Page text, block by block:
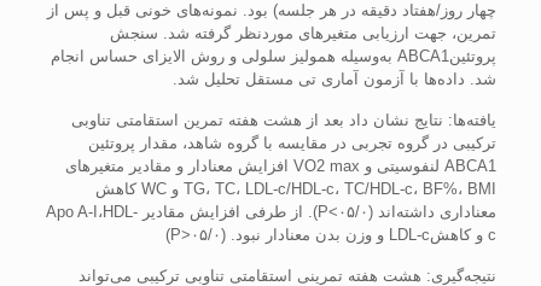
چهار روز/هفتاد دقيقه در هر جلسه) بود. نمونه‌های خونی قبل و پس از
تمرين، جهت ارزيابی متغيرهای موردنظر گرفته شد. سنجش
پروتئينABCA1 به‌وسيله هموليز سلولی و روش الايزای حساس انجام
شد. داده‌ها با آزمون آماری تی مستقل تحليل شد.
يافته‌ها: نتايج نشان داد بعد از هشت هفته تمرين استقامتی تناوبی
ترکيبی در گروه تجربی در مقايسه با گروه شاهد، مقدار پروتئين
ABCA1 لنفوسيتی و VO2 max افزايش معنادار و مقادير متغيرهای
TG، TC، LDL-c/HDL-c، TC/HDL-c، BF%، BMI و WC کاهش
معناداری داشته‌اند (۰۵/۰>P). از طرفی افزايش مقادير Apo A-I،HDL-
c و کاهشLDL-c و وزن بدن معنادار نبود. (۰۵/۰<P)
نتيجه‌گيری: هشت هفته تمرينی استقامتی تناوبی ترکيبی می‌تواند